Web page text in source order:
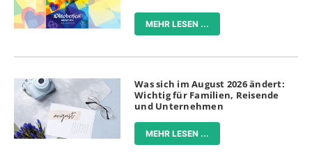
MEHR LESEN ...
Was sich im August 2026 ändert:
Wichtig für Familien, Reisende
und Unternehmen
MEHR LESEN ...